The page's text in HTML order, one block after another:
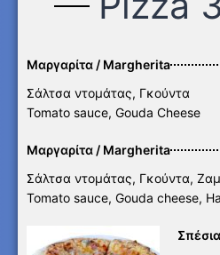
Μαργαρίτα / Margherita
Σάλτσα ντομάτας, Γκούντα
Tomato sauce, Gouda Cheese
Μαργαρίτα / Margherita
Σάλτσα ντομάτας, Γκούντα,
Tomato sauce, Gouda cheese,